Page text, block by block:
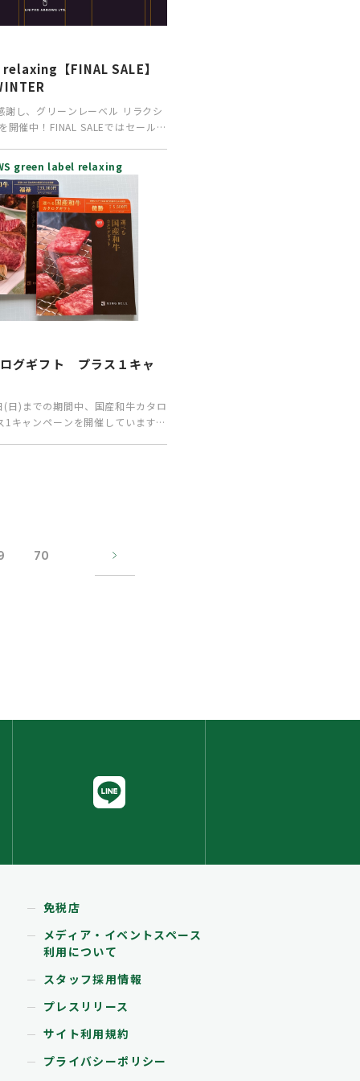
【FINAL SALE】
謝し、グリーンレーベル リラクシ
開催中！FINAL SALEではセール対
green label relaxing
グギフト プラス１キャ
日)までの期間中、国産和牛カタロ
1キャンペーンを開催しています。
70
免税店
メディア・イベントスペース
利用について
スタッフ採用情報
プレスリリース
サイト利用規約
プライバシーポリシー